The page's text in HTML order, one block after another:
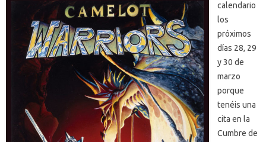
calendario
los
próximos
días 28, 29
y 30 de
marzo
porque
tenéis una
cita en la
Cumbre de